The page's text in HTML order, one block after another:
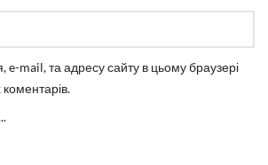
e-mail, та адресу сайту в цьому браузері